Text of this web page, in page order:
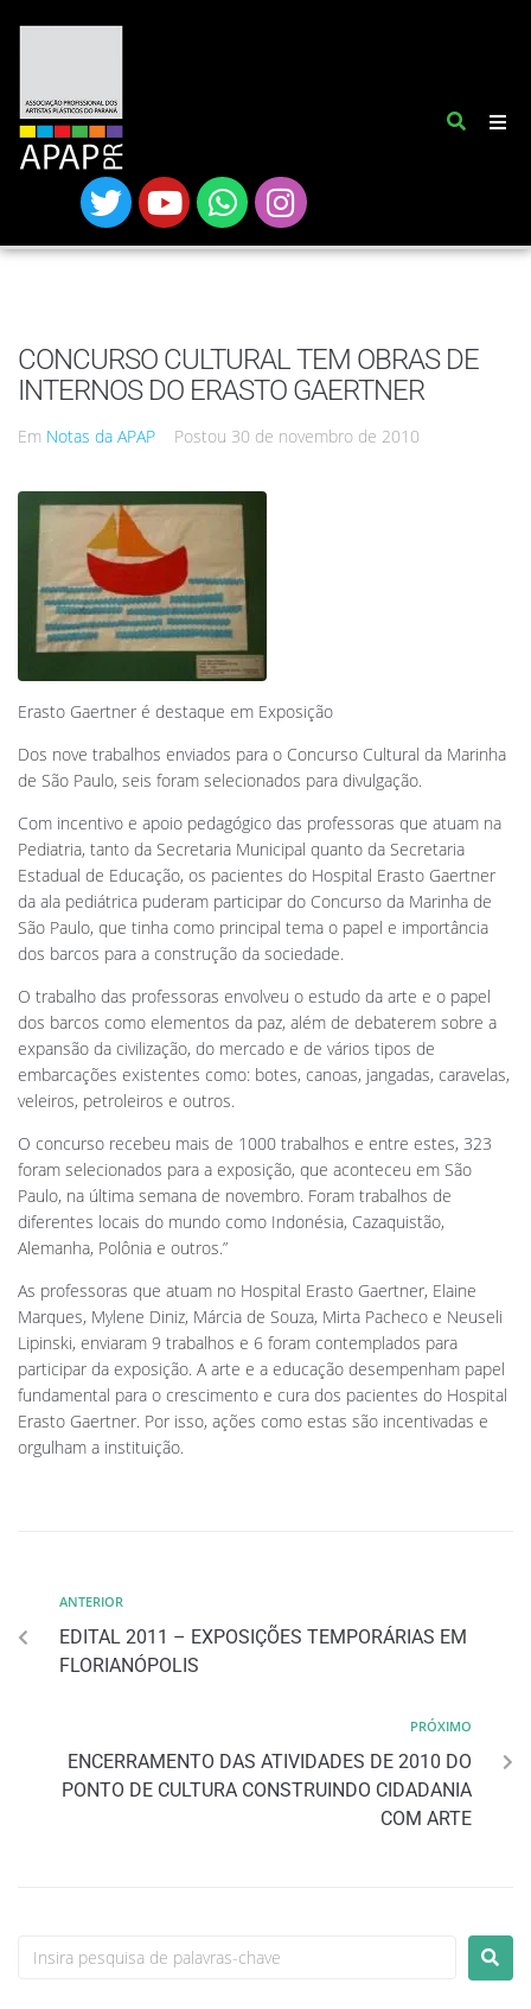
CONCURSO CULTURAL TEM OBRAS DE
INTERNOS DO ERASTO GAERTNER
Em Notas da APAP Postou 30 de novembro de 2010
Erasto Gaertner é destaque em Exposição
Dos nove trabalhos enviados para o Concurso Cultural da Marinha
de São Paulo, seis foram selecionados para divulgação.
Com incentivo e apoio pedagógico das professoras que atuam na
Pediatria, tanto da Secretaria Municipal quanto da Secretaria
Estadual de Educação, os pacientes do Hospital Erasto Gaertner
da ala pediátrica puderam participar do Concurso da Marinha de
São Paulo, que tinha como principal tema o papel e importância
dos barcos para a construção da sociedade.
O trabalho das professoras envolveu o estudo da arte e o papel
dos barcos como elementos da paz, além de debaterem sobre a
expansão da civilização, do mercado e de vários tipos de
embarcações existentes como: botes, canoas, jangadas, caravelas,
veleiros, petroleiros e outros.
O concurso recebeu mais de 1000 trabalhos e entre estes, 323
foram selecionados para a exposição, que aconteceu em São
Paulo, na última semana de novembro. Foram trabalhos de
diferentes locais do mundo como Indonésia, Cazaquistão,
Alemanha, Polônia e outros.”
As professoras que atuam no Hospital Erasto Gaertner, Elaine
Marques, Mylene Diniz, Márcia de Souza, Mirta Pacheco e Neuseli
Lipinski, enviaram 9 trabalhos e 6 foram contemplados para
participar da exposição. A arte e a educação desempenham papel
fundamental para o crescimento e cura dos pacientes do Hospital
Erasto Gaertner. Por isso, ações como estas são incentivadas e
orgulham a instituição.
ANTERIOR
EDITAL 2011 – EXPOSIÇÕES TEMPORÁRIAS EM
FLORIANÓPOLIS
PRÓXIMO
ENCERRAMENTO DAS ATIVIDADES DE 2010 DO
PONTO DE CULTURA CONSTRUINDO CIDADANIA
COM ARTE